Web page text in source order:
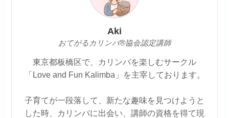
Aki
おてがるカリンバ®協会認定講師
東京都板橋区で、カリンバを楽しむサークル
「Love and Fun Kalimba」を主宰しております。
子育てが一段落して、新たな趣味を見つけようと
した時、カリンバに出会い、講師の資格を得て現